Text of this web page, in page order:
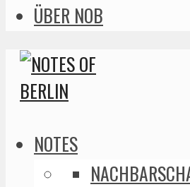
ÜBER NOB
NOTES